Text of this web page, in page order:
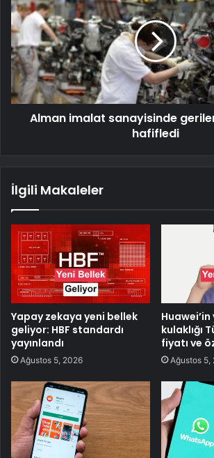
Alman imalat sanayisinde
hafifledi
İlgili Makaleler
Yapay zekaya yeni bellek
geliyor: HBF standardı
yayınlandı
Ağustos 5, 2026
kulaklığı
fiyatı ve
Ağustos 5,